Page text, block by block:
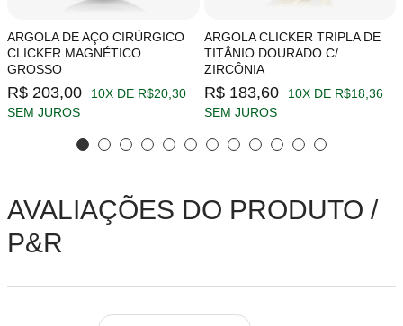
ARGOLA DE AÇO CIRÚRGICO
CLICKER MAGNÉTICO
GROSSO
R$ 203,00
10X DE R$20,30
SEM JUROS
ARGOLA CLICKER TRIPLA DE
TITÂNIO DOURADO C/
ZIRCÔNIA
R$ 183,60
10X DE R$18,36
SEM JUROS
AVALIAÇÕES DO PRODUTO /
P&R